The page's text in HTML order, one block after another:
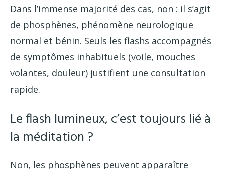
Dans l’immense majorité des cas, non : il s’agit
de phosphènes, phénomène neurologique
normal et bénin. Seuls les flashs accompagnés
de symptômes inhabituels (voile, mouches
volantes, douleur) justifient une consultation
rapide.
Le flash lumineux, c’est toujours lié à
la méditation ?
Non, les phosphènes peuvent apparaître